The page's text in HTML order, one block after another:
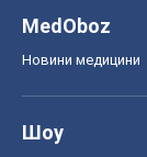
MedOboz
Новини медицини
Шоу